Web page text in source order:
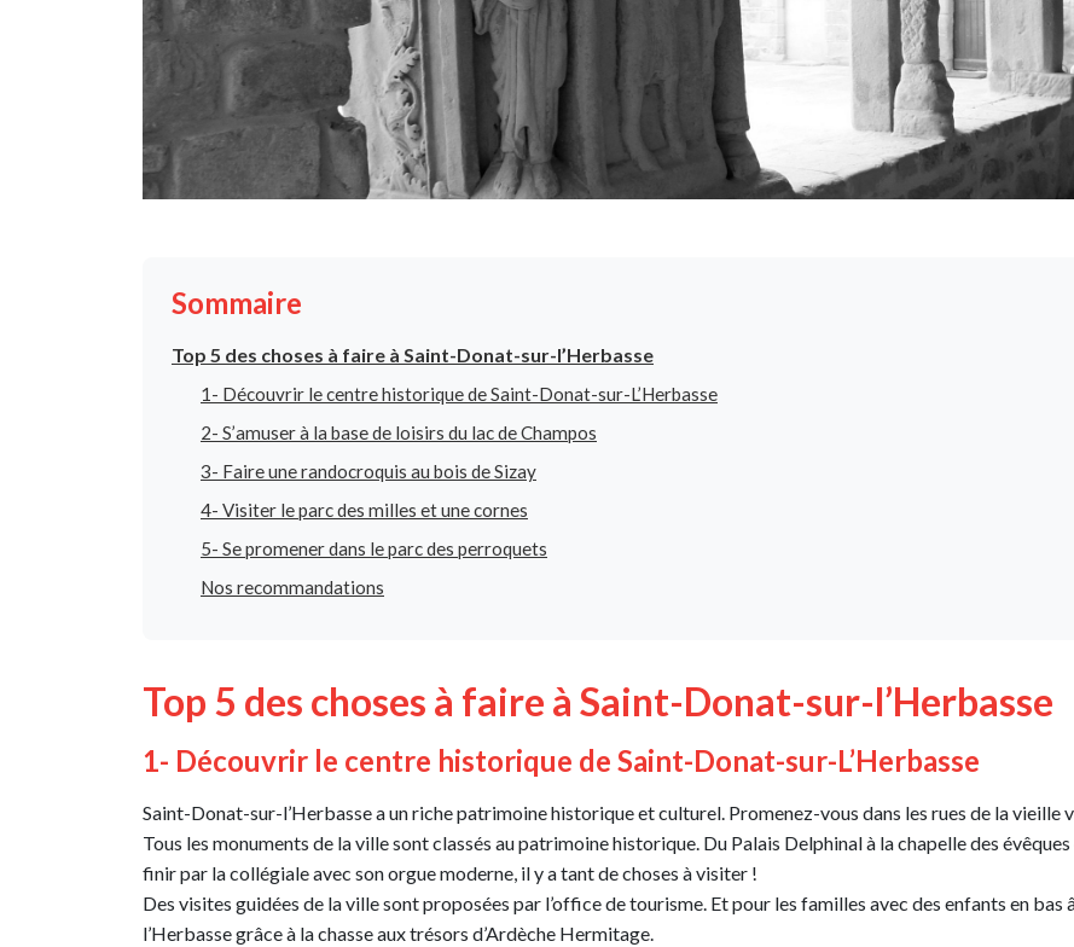
Sommaire
Top 5 des choses à faire à Saint-Donat-sur-l’Herbasse
1- Découvrir le centre historique de Saint-Donat-sur-L’Herbasse
2- S’amuser à la base de loisirs du lac de Champos
3- Faire une randocroquis au bois de Sizay
4- Visiter le parc des milles et une cornes
5- Se promener dans le parc des perroquets
Nos recommandations
Top 5 des choses à faire à Saint-Donat-sur-l’Herbasse
1- Découvrir le centre historique de Saint-Donat-sur-L’Herbasse
Saint-Donat-sur-l’Herbasse a un riche patrimoine historique et culturel. Promenez-vous dans les rues de la
Tous les monuments de la ville sont classés au patrimoine historique. Du Palais Delphinal à la chapelle des
finir par la collégiale avec son orgue moderne, il y a tant de choses à visiter !
Des visites guidées de la ville sont proposées par l’office de tourisme. Et pour les familles avec des enfants en
l’Herbasse grâce à la chasse aux trésors d’Ardèche Hermitage.